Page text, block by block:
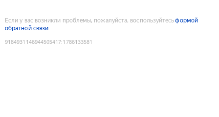
Если у вас возникли проблемы, пожалуйста, воспользуйтесьформой
обратной связи
9184931146944505417:1786133581